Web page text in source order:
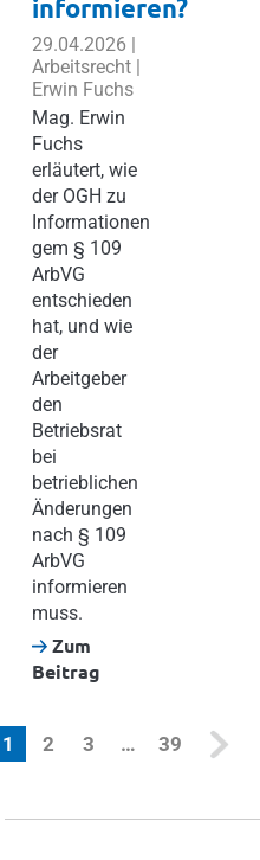
informieren?
29.04.2026 |
Arbeitsrecht |
Erwin Fuchs
Mag. Erwin
Fuchs
erläutert, wie
der OGH zu
Informationen
gem § 109
ArbVG
entschieden
hat, und wie
der
Arbeitgeber
den
Betriebsrat
bei
betrieblichen
Änderungen
nach § 109
ArbVG
informieren
muss.
Zum
Beitrag
1 (current)
2 3 … 39